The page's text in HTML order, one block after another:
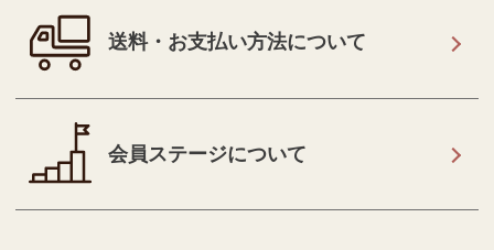
送料・お支払い方法について
会員ステージについて